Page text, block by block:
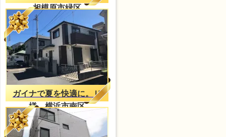
相模原市緑区
ガイナで夏を快適に。Ｕ
様 横浜市南区